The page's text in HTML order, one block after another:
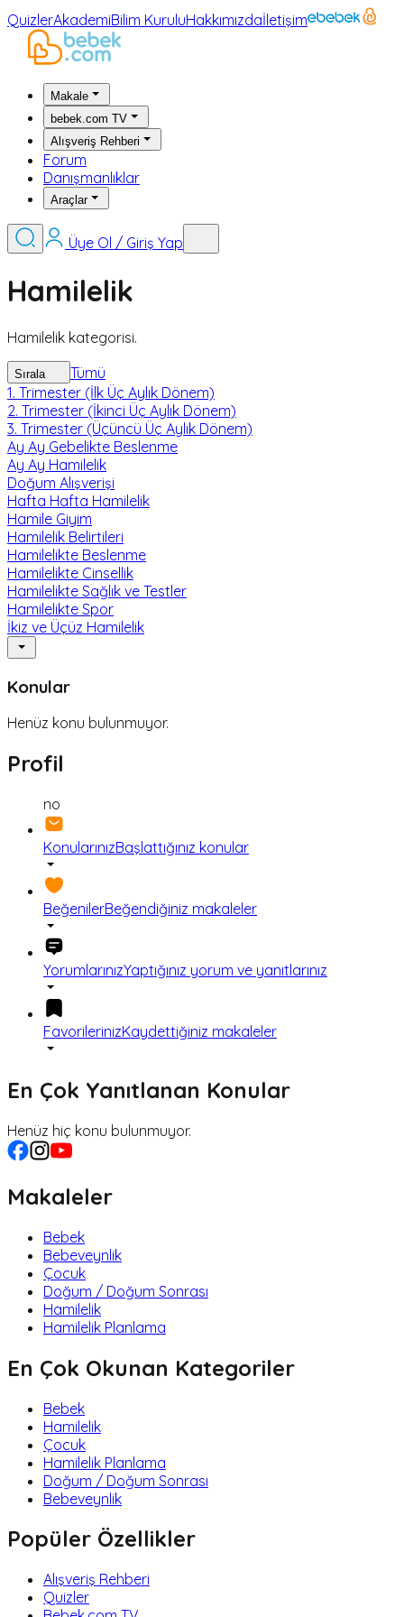
QuizlerAkademiBilim KuruluHakkımızdaİletişim
Makale
bebek.com TV
Alışveriş Rehberi
Forum
Danışmanlıklar
Araçlar
Üye Ol / Giriş Yap
Hamilelik
Hamilelik kategorisi.
Sırala
Tümü
1. Trimester (İlk Üç Aylık Dönem)
2. Trimester (İkinci Üç Aylık Dönem)
3. Trimester (Üçüncü Üç Aylık Dönem)
Ay Ay Gebelikte Beslenme
Ay Ay Hamilelik
Doğum Alışverişi
Hafta Hafta Hamilelik
Hamile Giyim
Hamilelik Belirtileri
Hamilelikte Beslenme
Hamilelikte Cinsellik
Hamilelikte Sağlık ve Testler
Hamilelikte Spor
İkiz ve Üçüz Hamilelik
Konular
Henüz konu bulunmuyor.
Profil
no
KonularınızBaşlattığınız konular
BeğenilerBeğendiğiniz makaleler
YorumlarınızYaptığınız yorum ve yanıtlarınız
FavorilerinizKaydettiğiniz makaleler
En Çok Yanıtlanan Konular
Henüz hiç konu bulunmuyor.
Makaleler
Bebek
Bebeveynlik
Çocuk
Doğum / Doğum Sonrası
Hamilelik
Hamilelik Planlama
En Çok Okunan Kategoriler
Bebek
Hamilelik
Çocuk
Hamilelik Planlama
Doğum / Doğum Sonrası
Bebeveynlik
Popüler Özellikler
Alışveriş Rehberi
Quizler